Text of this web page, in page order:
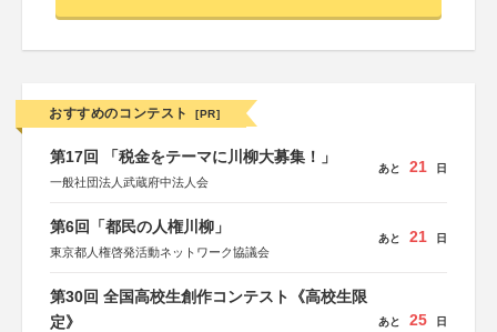
おすすめのコンテスト [PR]
第17回 「税金をテーマに川柳大募集！」
一般社団法人武蔵府中法人会
あと 21 日
第6回「都民の人権川柳」
東京都人権啓発活動ネットワーク協議会
あと 21 日
第30回 全国高校生創作コンテスト《高校生限
定》
あと 25 日